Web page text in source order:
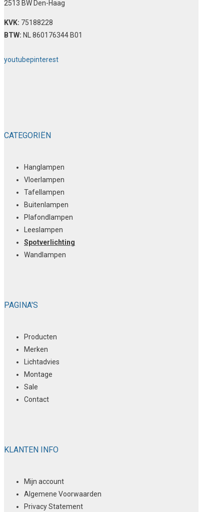
2513 BW Den-Haag
KVK: 75188228
BTW: NL 860176344 B01
youtubepinterest
CATEGORIËN
Hanglampen
Vloerlampen
Tafellampen
Buitenlampen
Plafondlampen
Leeslampen
Spotverlichting
Wandlampen
PAGINA'S
Producten
Merken
Lichtadvies
Montage
Sale
Contact
KLANTEN INFO
Mijn account
Algemene Voorwaarden
Privacy Statement